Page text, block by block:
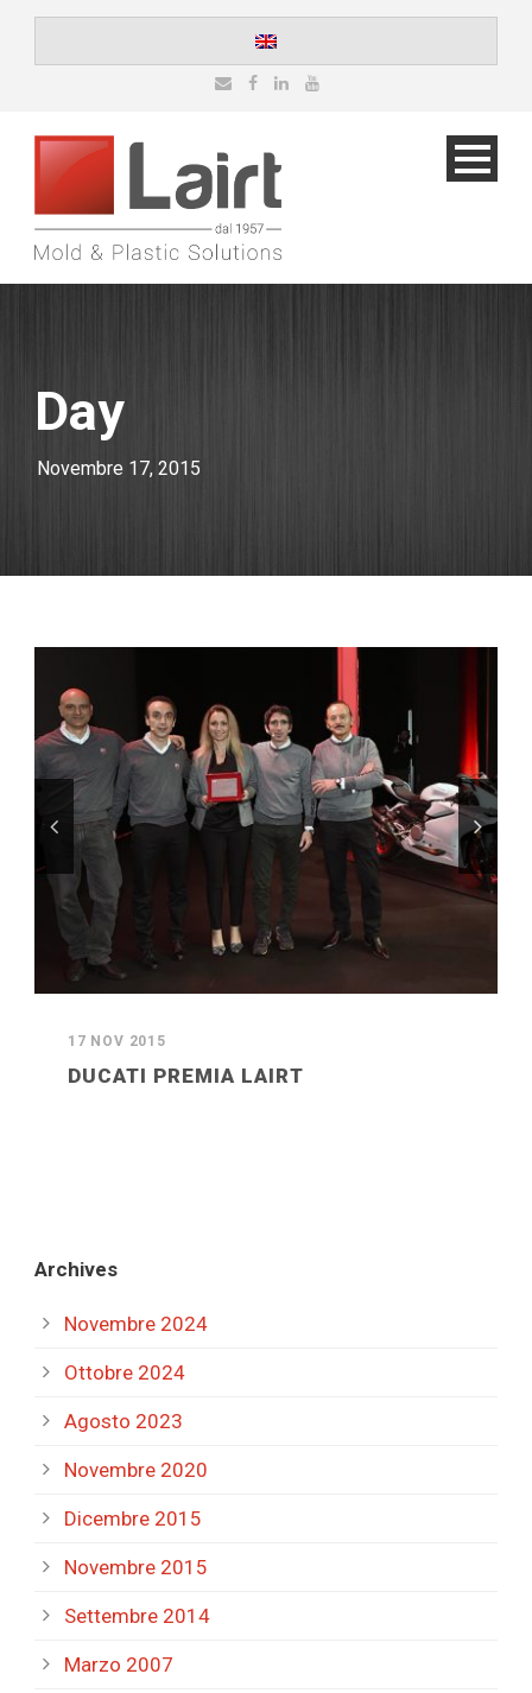
Day
Novembre 17, 2015
17 NOV 2015
DUCATI PREMIA LAIRT
Archives
Novembre 2024
Ottobre 2024
Agosto 2023
Novembre 2020
Dicembre 2015
Novembre 2015
Settembre 2014
Marzo 2007